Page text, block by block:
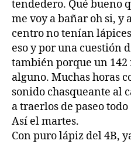
tendedero. Qué bueno
me voy a bañar oh si, y
centro no tenían
eso y por una cuestión
también porque un
alguno. Muchas horas
sonido chasqueante al
a traerlos de paseo
Así el martes.
Con puro lápiz del 4B,